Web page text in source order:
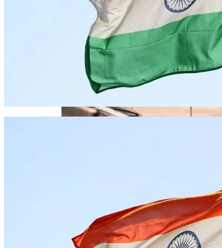
Извержение Вулкана На Юге Исландии:
Чрезвычайное Положение И Эвакуация
Индия Не Будет Спрашивать
Разрешения На Запуск Моделей ИИ
В Киеве Появится Арт-Объект В Виде
«Мусорного Человека»
В Киеве Устроили Пробег Суперкаров